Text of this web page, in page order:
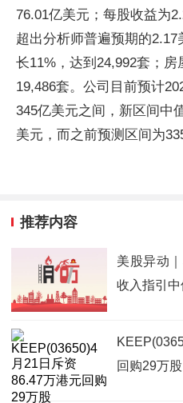
76.01亿美元；每股收益为
超出分析师普遍预期的
长11%，达到24,992套；房
19,486套。公司目前预计
345亿美元之间，新区间中
美元，而之前预测区间为
推荐内容
美股异动
收入指引中
回购29万股